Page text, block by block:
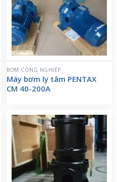
BƠM CÔNG NGHIỆP
Máy bơm ly tâm PENTAX
CM 40-200A